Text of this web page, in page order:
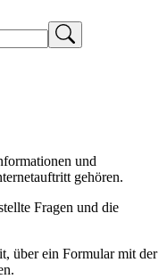
und
gehören.
Fragen und die
über ein Formular mit der